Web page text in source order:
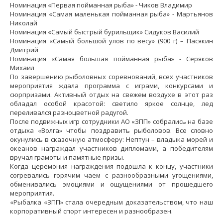
Номинация «Первая пойманная рыба» - Чиков Владимир
Номинация «Самая маленькая пойманная рыба» - Мартьянов
Николай
Номинация «Самый быстрый бурильщик» Сидуков Василий
Номинация «Самый большой улов по весу» (900 г) – Пасякин
Дмитрий
Номинация «Самая большая пойманная рыба» - Серяков
Михаил
По завершению рыболовных соревнований, всех участников
мероприятия ждала программа с играми, конкурсами и
сюрпризами. Активный отдых на свежем воздухе в этот раз
обладал особой красотой: светило яркое солнце, лед
переливался разноцветной радугой.
После подвижных игр сотрудники АО «ЗПП» собрались на базе
отдыха «Волга» чтобы поздравить рыболовов. Все словно
окунулись в сказочную атмосферу: Нептун – владыка морей и
океанов награждал участников дипломами, а победителям
вручал грамоты и памятные призы.
Когда церемония награждения подошла к концу, участники
согревались горячим чаем с разнообразными угощениями,
обменивались эмоциями и ощущениями от прошедшего
мероприятия.
«Рыбалка «ЗПП» стала очередным доказательством, что наш
корпоративный спорт интересен и разнообразен.